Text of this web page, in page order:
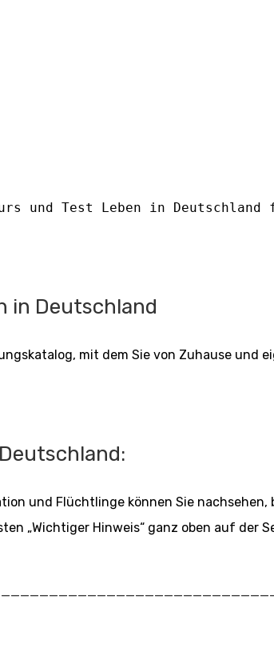
und Test Leben in
in Deutschland
mit dem Sie von Zuhause und
und Flüchtlinge können Sie nachsehen,
„Wichtiger Hinweis“ ganz oben auf der